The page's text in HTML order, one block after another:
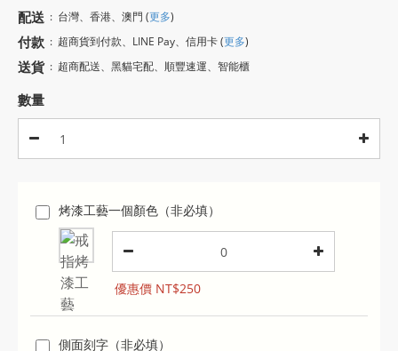
配送 : 台灣、香港、澳門 (更多)
付款 : 超商貨到付款、LINE Pay、信用卡(更多)
送貨 : 超商配送、黑貓宅配、順豐速運、智能櫃
數量
烤漆工藝一個顏色（非必填）
優惠價 NT$250
側面刻字（非必填）